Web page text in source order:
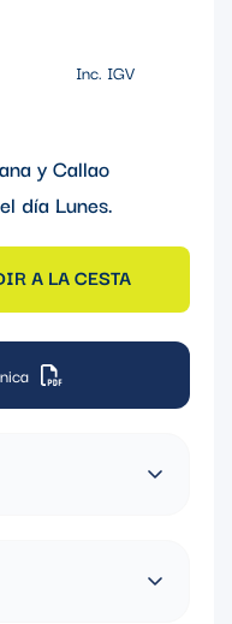
Inc. IGV
y Callao
día Lunes.
A LA CESTA
y protección IP67.